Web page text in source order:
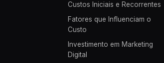
Custos Iniciais e Recorrentes
Fatores que Influenciam o
Custo
Investimento em Marketing
Digital